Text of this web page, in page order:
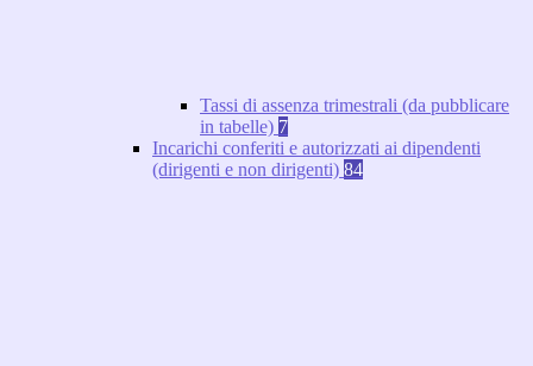
Tassi di assenza trimestrali (da pubblicare
in tabelle) 7
Incarichi conferiti e autorizzati ai dipendenti
(dirigenti e non dirigenti) 84